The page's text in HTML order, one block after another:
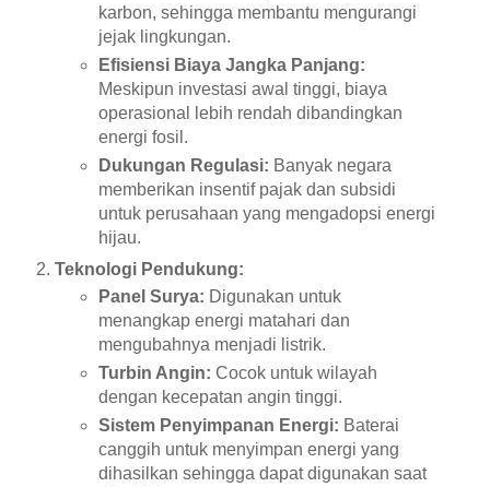
karbon, sehingga membantu mengurangi
jejak lingkungan.
Efisiensi Biaya Jangka Panjang:
Meskipun investasi awal tinggi, biaya
operasional lebih rendah dibandingkan
energi fosil.
Dukungan Regulasi: Banyak negara
memberikan insentif pajak dan subsidi
untuk perusahaan yang mengadopsi energi
hijau.
Teknologi Pendukung:
Panel Surya: Digunakan untuk
menangkap energi matahari dan
mengubahnya menjadi listrik.
Turbin Angin: Cocok untuk wilayah
dengan kecepatan angin tinggi.
Sistem Penyimpanan Energi: Baterai
canggih untuk menyimpan energi yang
dihasilkan sehingga dapat digunakan saat